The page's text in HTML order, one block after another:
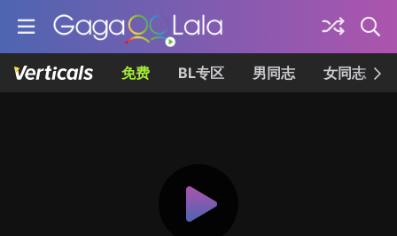
免费 BL专区 男同志 女同志